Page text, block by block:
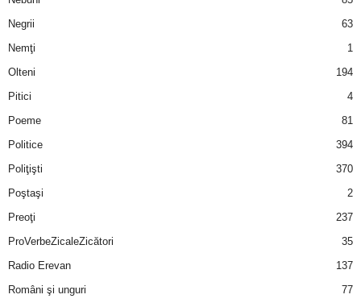
Negrii
63
Nemţi
1
Olteni
194
Pitici
4
Poeme
81
Politice
394
Poliţişti
370
Poştaşi
2
Preoţi
237
ProVerbeZicaleZicători
35
Radio Erevan
137
Români şi unguri
77